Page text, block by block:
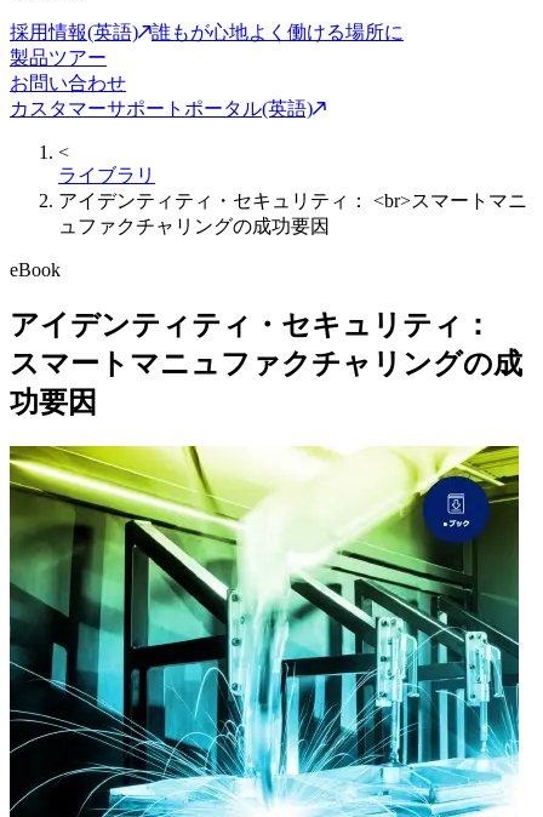
採用情報(英語)
誰もが心地よく働ける場所に
製品ツアー
お問い合わせ
カスタマーサポートポータル(英語)
<
ライブラリ
アイデンティティ・セキュリティ： <br>スマートマニ
ュファクチャリングの成功要因
eBook
アイデンティティ・セキュリティ：
スマートマニュファクチャリングの成
功要因